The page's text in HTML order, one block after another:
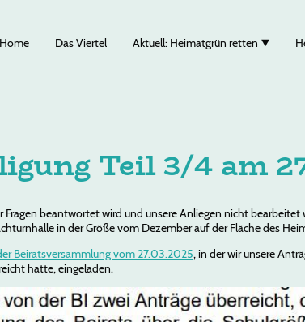
Home Das Viertel Aktuell: Heimatgrün retten
Teil 3/4 am
Fragen beantwortet wird und unsere Anliegen nicht
in der Größe vom Dezember auf der Fläche des
Beiratsversammlung vom 27.03.2025, in der wir unsere
hatte, eingeladen.